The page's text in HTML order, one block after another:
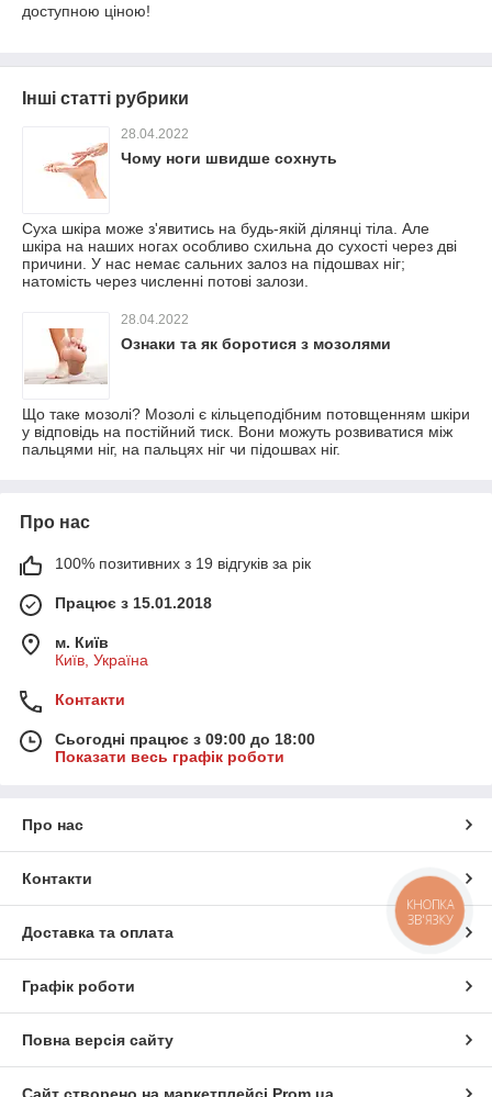
доступною ціною!
Інші статті рубрики
28.04.2022
Чому ноги швидше сохнуть
Суха шкіра може з'явитись на будь-якій ділянці тіла. Але
шкіра на наших ногах особливо схильна до сухості через дві
причини. У нас немає сальних залоз на підошвах ніг;
натомість через численні потові залози.
28.04.2022
Ознаки та як боротися з мозолями
Що таке мозолі? Мозолі є кільцеподібним потовщенням шкіри
у відповідь на постійний тиск. Вони можуть розвиватися між
пальцями ніг, на пальцях ніг чи підошвах ніг.
Про нас
100% позитивних з 19 відгуків за рік
Працює з 15.01.2018
м. Київ
Київ, Україна
Контакти
Сьогодні працює з 09:00 до 18:00
Показати весь графік роботи
Про нас
Контакти
Доставка та оплата
Графік роботи
Повна версія сайту
КНОПКА
ЗВ'ЯЗКУ